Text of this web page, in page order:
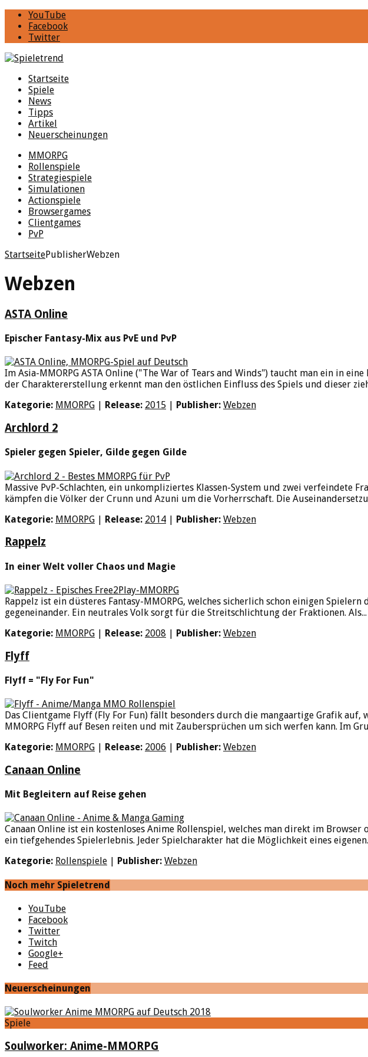
YouTube
Facebook
Twitter
Startseite
Spiele
News
Tipps
Artikel
Neuerscheinungen
MMORPG
Rollenspiele
Strategiespiele
Simulationen
Actionspiele
Browsergames
Clientgames
PvP
StartseitePublisherWebzen
Webzen
ASTA Online
Epischer Fantasy-Mix aus PvE und PvP
Im Asia-MMORPG ASTA Online ("The War of Tears and Winds") taucht man ein in
der Charaktererstellung erkennt man den östlichen Einfluss des Spiels und dieser
Kategorie: MMORPG Release: 2015 Publisher: Webzen
Archlord 2
Spieler gegen Spieler, Gilde gegen Gilde
Massive PvP-Schlachten, ein unkompliziertes Klassen-System und zwei verfeindete
kämpfen die Völker der Crunn und Azuni um die Vorherrschaft. Die
Kategorie: MMORPG | Release: 2014 | Publisher: Webzen
Rappelz
In einer Welt voller Chaos und Magie
Rappelz ist ein düsteres Fantasy-MMORPG, welches sicherlich schon einigen
gegeneinander. Ein neutrales Volk sorgt für die Streitschlichtung der Fraktionen. Als...
Kategorie: MMORPG | Release: 2008 | Publisher: Webzen
Flyff
Flyff = "Fly For Fun"
Das Clientgame Flyff (Fly For Fun) fällt besonders durch die mangaartige Grafik
MMORPG Flyff auf Besen reiten und mit Zaubersprüchen um sich werfen kann. Im
Kategorie: MMORPG Release: 2006 Publisher: Webzen
Canaan Online
Mit Begleitern auf Reise gehen
Canaan Online ist ein kostenloses Anime Rollenspiel, welches man direkt im
ein tiefgehendes Spielerlebnis. Jeder Spielcharakter hat die Möglichkeit eines
Kategorie: Rollenspiele Publisher: Webzen
Noch mehr Spieletrend
YouTube
Facebook
Twitter
Twitch
Google+
Feed
Neuerscheinungen
Spiele
Soulworker: Anime-MMORPG